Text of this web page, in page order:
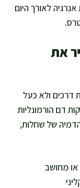
אנרגיה לאורך היום
את
דרכים ולא כעל
דם הורמונליות
של שחלות,
או מחושב